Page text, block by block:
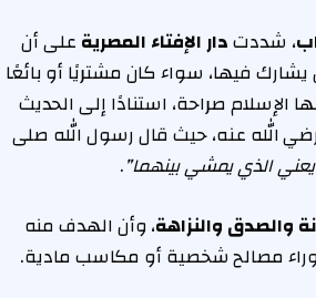
، شددتدارالإفتاء المصرية على أن
فيها، سواء كان مشتريًا أو بائعًا
الإسلام صراحة، استنادًا إلى الحديث
رضي الله عنه، حيث قال رسول الله صلى
الذي يمشي بينهما”.
والصدق والنزاهة، وأن الهدف منه
مصالح شخصية أو مكاسب مادية.